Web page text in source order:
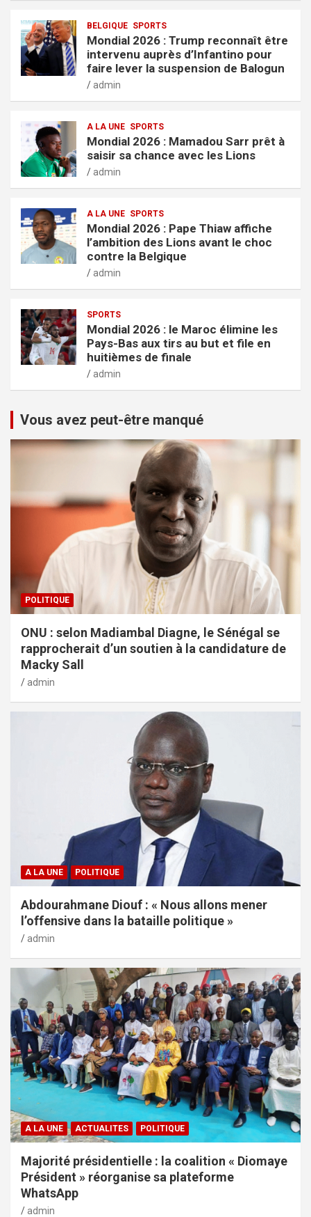
BELGIQUE SPORTS
Mondial 2026 : Trump reconnaît être
intervenu auprès d’Infantino pour
faire lever la suspension de Balogun
admin
A LA UNE SPORTS
Mondial 2026 : Mamadou Sarr prêt à
saisir sa chance avec les Lions
admin
A LA UNE SPORTS
Mondial 2026 : Pape Thiaw affiche
l’ambition des Lions avant le choc
contre la Belgique
admin
SPORTS
Mondial 2026 : le Maroc élimine les
Pays-Bas aux tirs au but et file en
huitièmes de finale
admin
Vous avez peut-être manqué
POLITIQUE
ONU : selon Madiambal Diagne, le Sénégal se
rapprocherait d’un soutien à la candidature de
Macky Sall
admin
A LA UNE POLITIQUE
Abdourahmane Diouf : « Nous allons mener
l’offensive dans la bataille politique »
admin
A LA UNE ACTUALITES POLITIQUE
Majorité présidentielle : la coalition « Diomaye
Président » réorganise sa plateforme
WhatsApp
admin